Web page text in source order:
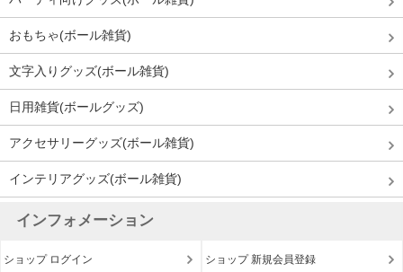
おもちゃ(ボール雑貨)
文字入りグッズ(ボール雑貨)
日用雑貨(ボールグッズ)
アクセサリーグッズ(ボール雑貨)
インテリアグッズ(ボール雑貨)
インフォメーション
ショップ ログイン ショップ 新規会員登録